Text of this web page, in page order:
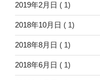
2019年2月日 ( 1)
2018年10月日 ( 1)
2018年8月日 ( 1)
2018年6月日 ( 1)